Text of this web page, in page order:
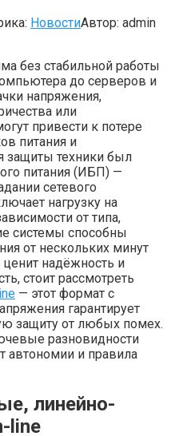
НовостиАвтор: admin
без стабильной работы
до серверов и
напряжения,
или
привести к потере
питания и
защиты техники был
питания (ИБП) —
сетевого
нагрузку на
от типа,
системы способны
от нескольких минут
ценит надёжность и
стоит рассмотреть
— этот формат с
гарантирует
защиту от любых помех.
разновидности
автономии и правила
линейно-
line